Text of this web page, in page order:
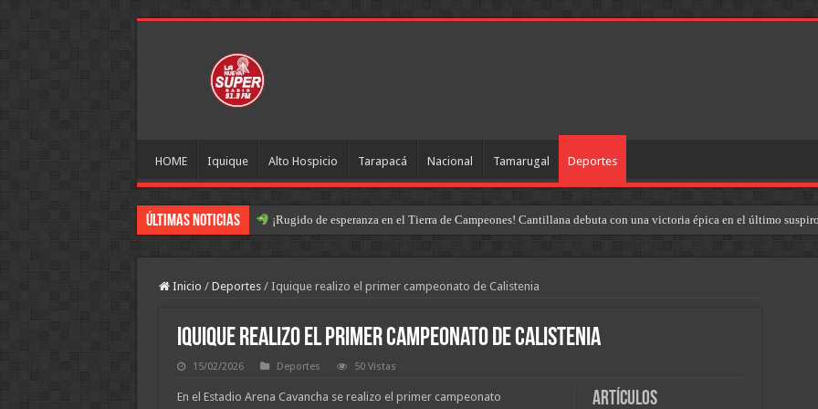
HOME Iquique Alto Hospicio Tarapacá Nacional Tamarugal Deportes
Últimas Noticias ¡Rugido de esperanza en el Tierra de Campeones! Cantillana debuta con una victoria épica en el último
Inicio / Deportes / Iquique realizo el primer campeonato de Calistenia
Iquique realizo el primer campeonato de Calistenia
15/02/2026 Deportes 50 Vistas
Artículos
En el Estadio Arena Cavancha se realizo el primer campeonato